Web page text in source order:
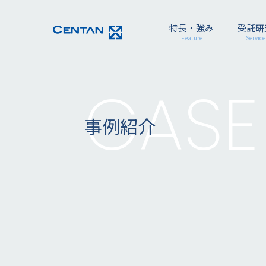
特長・強み
Feature
受託
Service
CASE
事例紹介